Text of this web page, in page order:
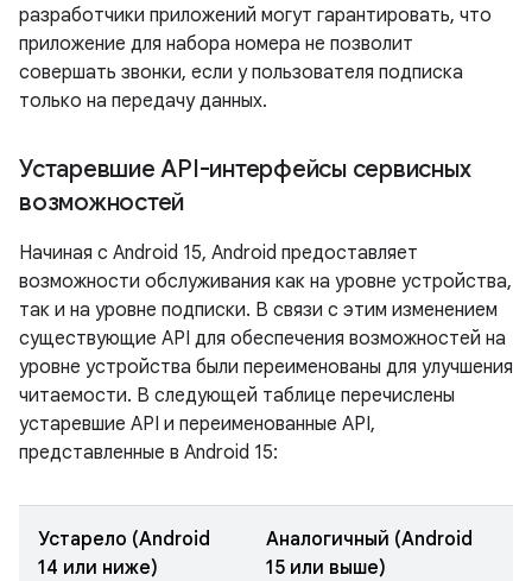
разработчики приложений могут гарантировать, что
приложение для набора номера не позволит
совершать звонки, если у пользователя подписка
только на передачу данных.
Устаревшие API-интерфейсы сервисных
возможностей
Начиная с Android 15, Android предоставляет
возможности обслуживания как на уровне устройства,
так и на уровне подписки. В связи с этим изменением
существующие API для обеспечения возможностей на
уровне устройства были переименованы для улучшения
читаемости. В следующей таблице перечислены
устаревшие API и переименованные API,
представленные в Android 15:
Устарело (Android
14 или ниже)
Аналогичный (Android
15 или выше)